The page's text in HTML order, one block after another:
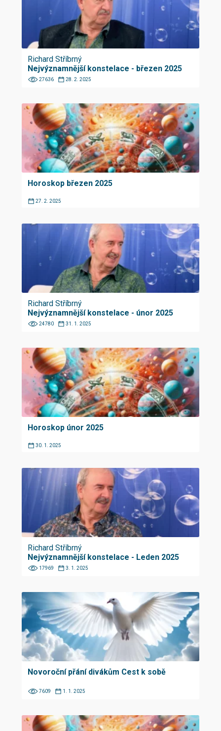
Richard Stříbrný
Nejvýznamnější konstelace - březen 2025
27636 28. 2. 2025
Horoskop březen 2025
27. 2. 2025
Richard Stříbrný
Nejvýznamnější konstelace - únor 2025
24780 31. 1. 2025
Horoskop únor 2025
30. 1. 2025
Richard Stříbrný
Nejvýznamnější konstelace - Leden 2025
17969 3. 1. 2025
Novoroční přání divákům Cest k sobě
7609 1. 1. 2025